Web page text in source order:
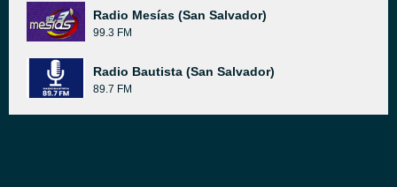
Radio Mesías (San Salvador)
99.3 FM
Radio Bautista (San Salvador)
89.7 FM